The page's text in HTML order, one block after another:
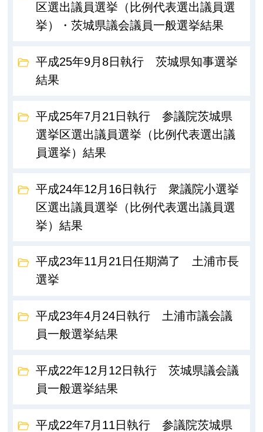
区選出議員選挙（比例代表選出議員選
挙）・茨城県議会議員一般選挙結果
平成25年9月8日執行 茨城県知事選挙
結果
平成25年7月21日執行 参議院茨城県
選挙区選出議員選挙（比例代表選出議
員選挙）結果
平成24年12月16日執行 衆議院小選挙
区選出議員選挙（比例代表選出議員選
挙）結果
平成23年11月21日任期満了 土浦市長
選挙
平成23年4月24日執行 土浦市議会議
員一般選挙結果
平成22年12月12日執行 茨城県議会議
員一般選挙結果
平成22年7月11日執行 参議院茨城県